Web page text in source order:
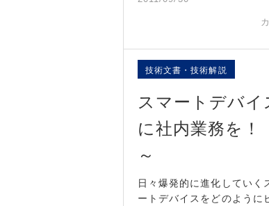
技術文書・技術解説
スマートデバ
に社内業務を！
～
日々爆発的に進化していく
ートデバイスをどのように